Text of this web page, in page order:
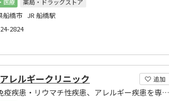
船橋市 JR 船橋駅
2824
追加
レルギークリニック
免疫不全症、自己免疫疾患・リウマチ性疾患、アレルギー疾患を専門に診療